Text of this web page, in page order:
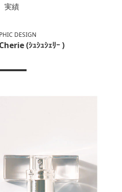
実績
DESIGN
(ｼｭｼｭｼｪﾘｰ )